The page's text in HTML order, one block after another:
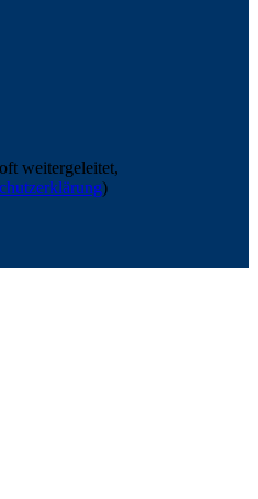
weitergeleitet,
)